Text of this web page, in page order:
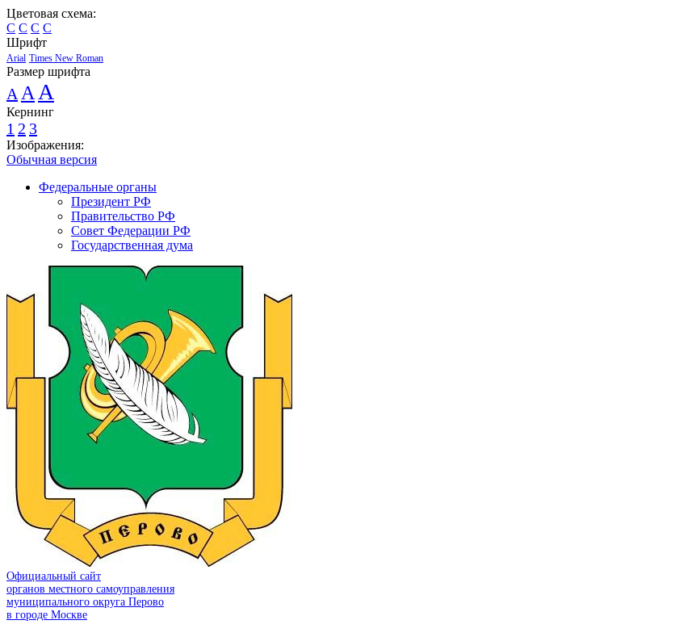
Цветовая схема:
C C C C
Шрифт
Arial Times New Roman
Размер шрифта
A A A
Кернинг
1 2 3
Изображения:
Обычная версия
Федеральные органы
Президент РФ
Правительство РФ
Совет Федерации РФ
Государственная дума
Официальный сайт
органов местного самоуправления
муниципального округа Перово
в городе Москве